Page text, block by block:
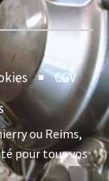
CGV
ou Reims,
pour tous vos